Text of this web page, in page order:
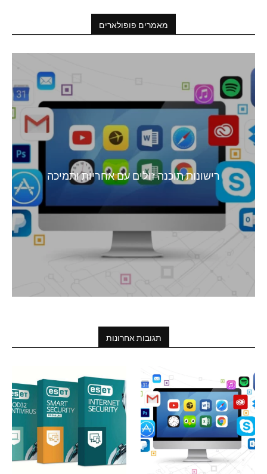
מאמרים פופולארים
רישונות תוכנה זולים עם אחריות ותמיכה
תגובות אחרונות